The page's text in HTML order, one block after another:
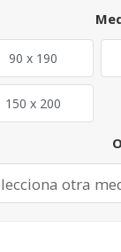
90 x 190
150 x 200